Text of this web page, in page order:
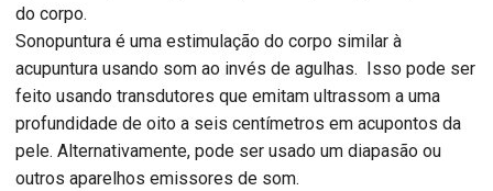
do corpo.
Sonopuntura é uma estimulação do corpo similar à
acupuntura usando som ao invés de agulhas. Isso pode ser
feito usando transdutores que emitam ultrassom a uma
profundidade de oito a seis centímetros em acupontos da
pele. Alternativamente, pode ser usado um diapasão ou
outros aparelhos emissores de som.